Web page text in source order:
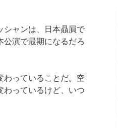
シャンは、日本贔屓で
公演で最期になるだろ
わっていることだ。空
わっているけど、いつ